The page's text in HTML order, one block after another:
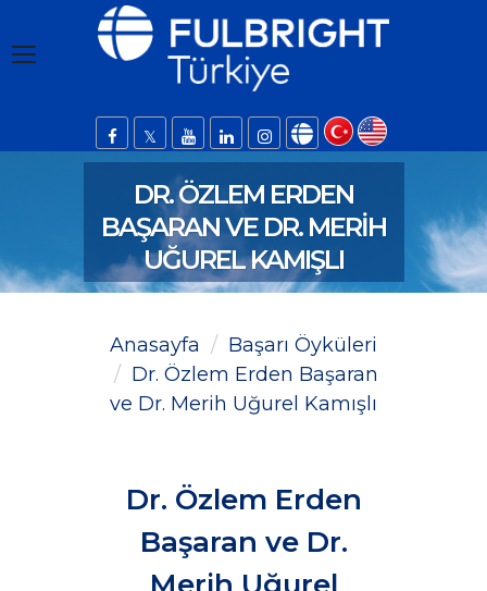
DR. ÖZLEM ERDEN
BAŞARAN VE DR. MERIH
UĞUREL KAMIŞLI
Anasayfa
Başarı Öyküleri
Dr. Özlem Erden Başaran
ve Dr. Merih Uğurel Kamışlı
Dr. Özlem Erden
Başaran ve Dr.